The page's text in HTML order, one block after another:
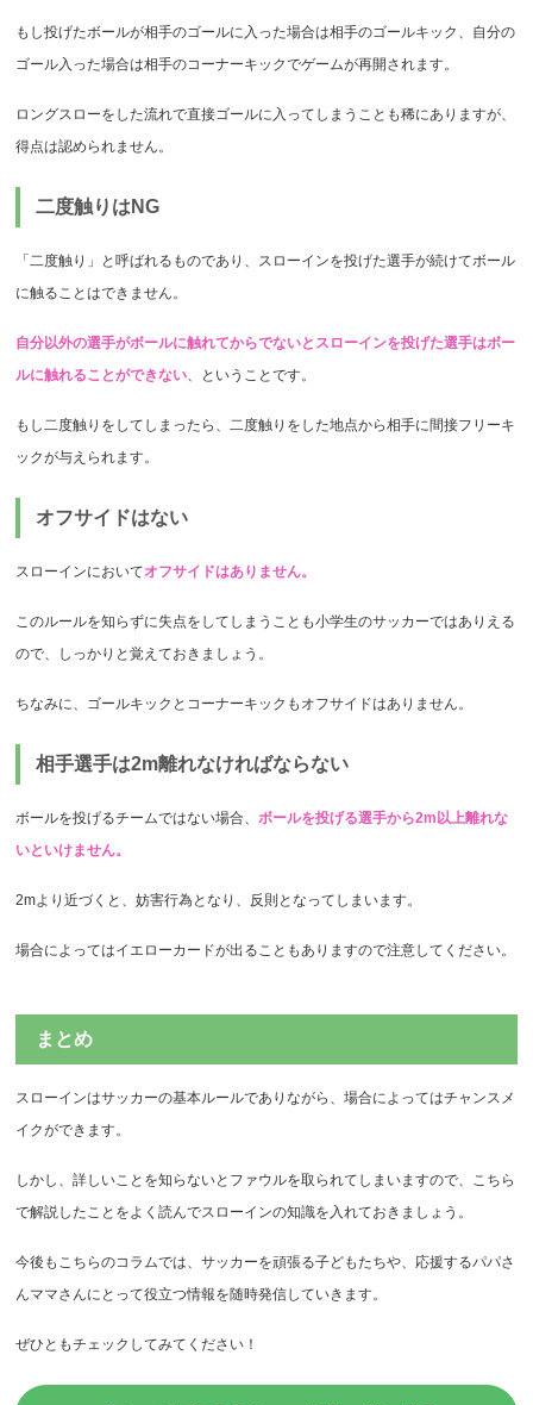
もし投げたボールが相手のゴールに入った場合は相手のゴールキック、自分の
ゴール入った場合は相手のコーナーキックでゲームが再開されます。
ロングスローをした流れで直接ゴールに入ってしまうことも稀にありますが、
得点は認められません。
二度触りはNG
「二度触り」と呼ばれるものであり、スローインを投げた選手が続けてボール
に触ることはできません。
自分以外の選手がボールに触れてからでないとスローインを投げた選手はボー
ルに触れることができない、ということです。
もし二度触りをしてしまったら、二度触りをした地点から相手に間接フリーキ
ックが与えられます。
オフサイドはない
スローインにおいてオフサイドはありません。
このルールを知らずに失点をしてしまうことも小学生のサッカーではありえる
ので、しっかりと覚えておきましょう。
ちなみに、ゴールキックとコーナーキックもオフサイドはありません。
相手選手は2m離れなければならない
ボールを投げるチームではない場合、ボールを投げる選手から2m以上離れな
いといけません。
2mより近づくと、妨害行為となり、反則となってしまいます。
場合によってはイエローカードが出ることもありますので注意してください。
まとめ
スローインはサッカーの基本ルールでありながら、場合によってはチャンスメ
イクができます。
しかし、詳しいことを知らないとファウルを取られてしまいますので、こちら
で解説したことをよく読んでスローインの知識を入れておきましょう。
今後もこちらのコラムでは、サッカーを頑張る子どもたちや、応援するパパさ
んママさんにとって役立つ情報を随時発信していきます。
ぜひともチェックしてみてください！